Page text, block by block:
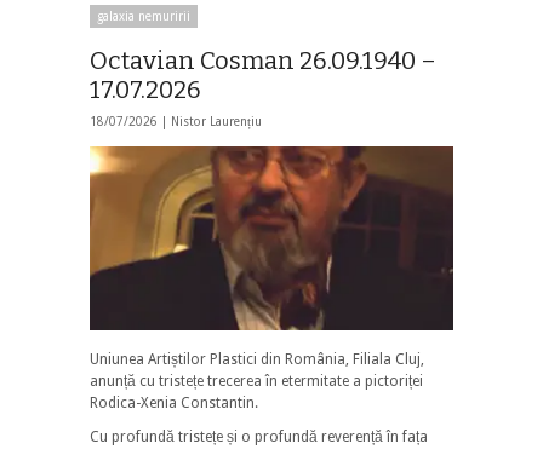
galaxia nemuririi
Octavian Cosman 26.09.1940 –
17.07.2026
18/07/2026 | Nistor Laurențiu
Uniunea Artiștilor Plastici din România, Filiala Cluj,
anunță cu tristețe trecerea în etermitate a pictoriței
Rodica-Xenia Constantin.
Cu profundă tristețe și o profundă reverență în fața